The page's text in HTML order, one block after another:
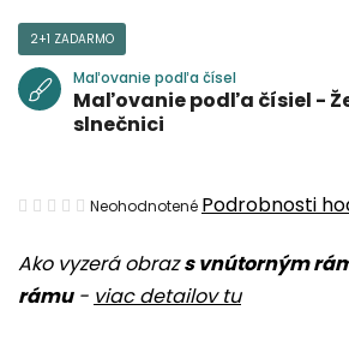
Ako vyzerá obrazs vnútorným
rámu- viac detailov tu
2+1 ZADARMO
Maľovanie podľa čísel
Maľovanie podľa čísiel -
slnečnici
Priemerné
produktu
je
Neohodnotené Podrobnosti